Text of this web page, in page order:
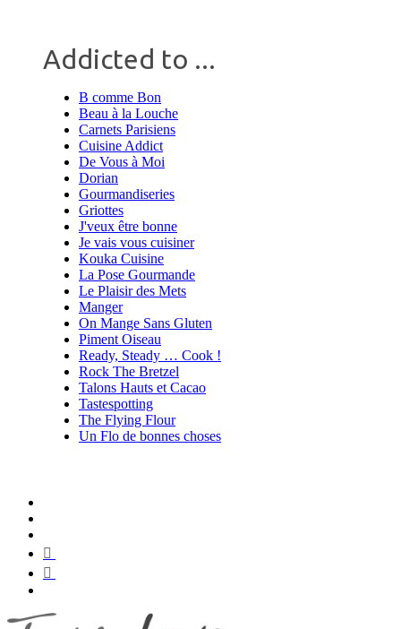
Addicted to ...
B comme Bon
Beau à la Louche
Carnets Parisiens
Cuisine Addict
De Vous à Moi
Dorian
Gourmandiseries
Griottes
J'veux être bonne
Je vais vous cuisiner
Kouka Cuisine
La Pose Gourmande
Le Plaisir des Mets
Manger
On Mange Sans Gluten
Piment Oiseau
Ready, Steady … Cook !
Rock The Bretzel
Talons Hauts et Cacao
Tastespotting
The Flying Flour
Un Flo de bonnes choses